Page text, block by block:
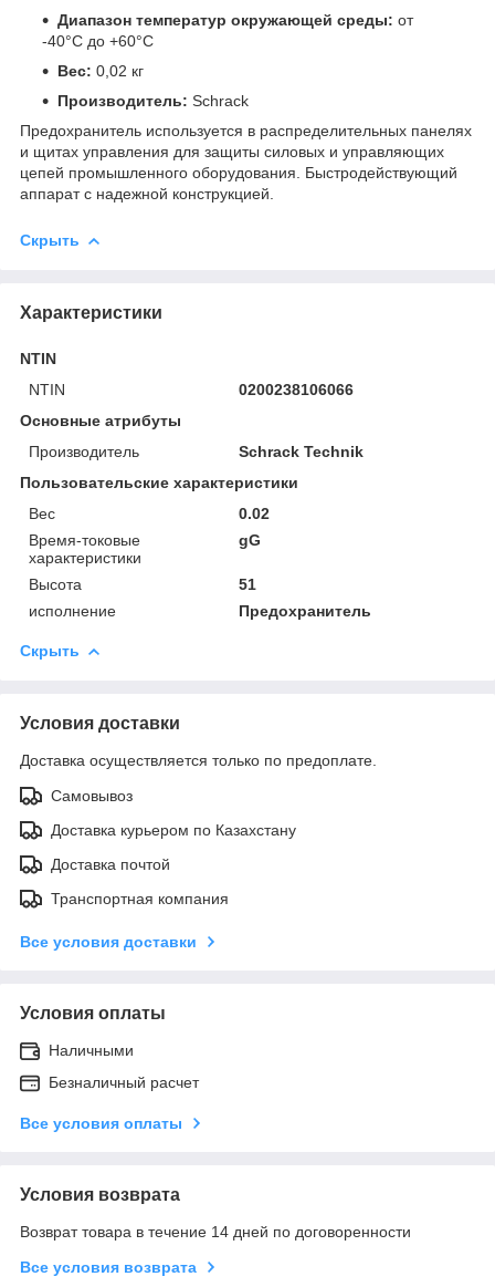
Диапазон температур окружающей среды: от
-40°C до +60°C
Вес: 0,02 кг
Производитель: Schrack
Предохранитель используется в распределительных панелях
и щитах управления для защиты силовых и управляющих
цепей промышленного оборудования. Быстродействующий
аппарат с надежной конструкцией.
Скрыть
Характеристики
NTIN
NTIN
0200238106066
Основные атрибуты
Производитель
Schrack Technik
Пользовательские характеристики
Вес
0.02
Время-токовые
характеристики
gG
Высота
51
исполнение
Предохранитель
Скрыть
Условия доставки
Доставка осуществляется только по предоплате.
Самовывоз
Доставка курьером по Казахстану
Доставка почтой
Транспортная компания
Все условия доставки
Условия оплаты
Наличными
Безналичный расчет
Все условия оплаты
Условия возврата
Возврат товара в течение 14 дней по договоренности
Все условия возврата